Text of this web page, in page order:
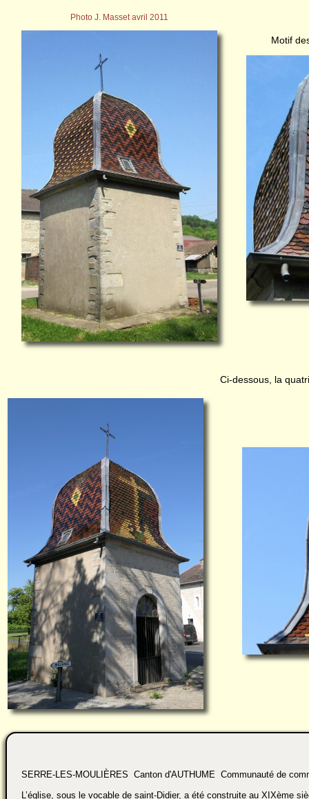
Photo J. Masset avril 2011
Motif
Ci-dessous, la
SERRE-LES-MOULIÈRES Canton d'AUTHUME Communauté de
L’église, sous le vocable de saint-Didier, a été construite au XIXème